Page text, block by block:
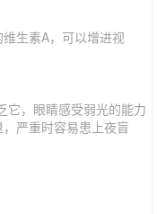
生素A，可以增进视
它，眼睛感受弱光的能力
严重时容易患上夜盲